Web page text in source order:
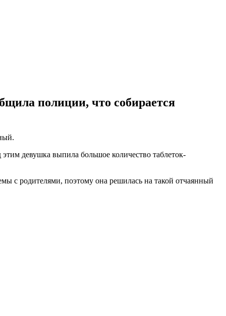
полиции, что собирается
девушка выпила большое количество таблеток-
с родителями, поэтому она решилась на такой отчаянный